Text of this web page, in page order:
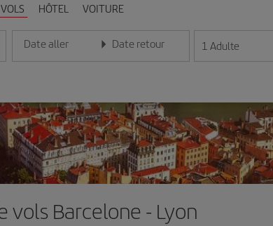
VOLS HÔTEL VOITURE
Date aller
Entrez la date au format jour/mois/année
Date retour
Entrez la date au format jour/mois/année
1 Adulte
vols Barcelone - Lyon